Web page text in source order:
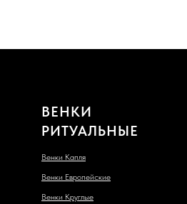
ВЕНКИ
РИТУАЛЬНЫЕ
Венки Капля
Венки Европейские
Венки Круглые